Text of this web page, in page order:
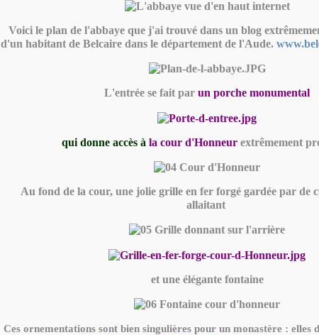
Voici le plan de l'abbaye que j'ai trouvé dans un blog
d'un habitant de Belcaire dans le département de l'Aude.
L'entrée se fait par un porche monumental
qui donne accès à la cour d'Honneur extrêmement
Au fond de la cour, une jolie grille en fer forgé gardée par de
allaitant
et une élégante fontaine
Ces ornementations sont bien singulières pour un monastère : elles